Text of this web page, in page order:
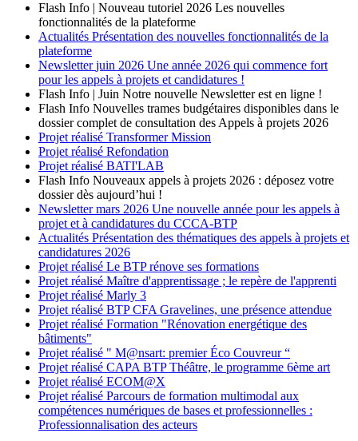
Flash Info | Nouveau tutoriel 2026 Les nouvelles
fonctionnalités de la plateforme
Actualités Présentation des nouvelles fonctionnalités de la
plateforme
Newsletter juin 2026 Une année 2026 qui commence fort
pour les appels à projets et candidatures !
Flash Info | Juin Notre nouvelle Newsletter est en ligne !
Flash Info Nouvelles trames budgétaires disponibles dans le
dossier complet de consultation des Appels à projets 2026
Projet réalisé Transformer Mission
Projet réalisé Refondation
Projet réalisé BATI'LAB
Flash Info Nouveaux appels à projets 2026 : déposez votre
dossier dès aujourd’hui !
Newsletter mars 2026 Une nouvelle année pour les appels à
projet et à candidatures du CCCA-BTP
Actualités Présentation des thématiques des appels à projets et
candidatures 2026
Projet réalisé Le BTP rénove ses formations
Projet réalisé Maître d'apprentissage ; le repère de l'apprenti
Projet réalisé Marly 3
Projet réalisé BTP CFA Gravelines, une présence attendue
Projet réalisé Formation "Rénovation energétique des
bâtiments"
Projet réalisé " M@nsart: premier Éco Couvreur “
Projet réalisé CAPA BTP Théâtre, le programme 6ème art
Projet réalisé ECOM@X
Projet réalisé Parcours de formation multimodal aux
compétences numériques de bases et professionnelles :
Professionnalisation des acteurs